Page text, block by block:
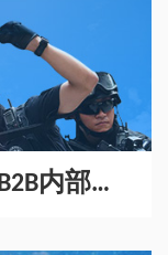
内部采